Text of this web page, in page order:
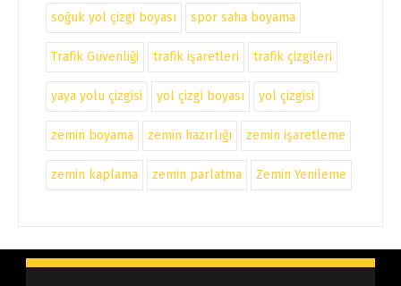
soğuk yol çizgi boyası spor saha boyama
Trafik Güvenliği trafik işaretleri trafik çizgileri
yaya yolu çizgisi yol çizgi boyası yol çizgisi
zemin boyama zemin hazırlığı zemin işaretleme
zemin kaplama zemin parlatma Zemin Yenileme